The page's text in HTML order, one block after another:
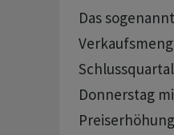
Das
Donnerstag